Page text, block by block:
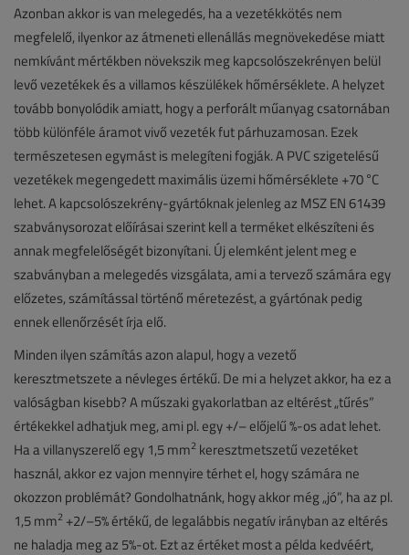
Azonban akkor is van melegedés, ha a vezetékkötés nem
megfelelő, ilyenkor az átmeneti ellenállás megnövekedése miatt
nemkívánt mértékben növekszik meg kapcsolószekrényen belül
levő vezetékek és a villamos készülékek hőmérséklete. A helyzet
tovább bonyolódik amiatt, hogy a perforált műanyag csatornában
több különféle áramot vivő vezeték fut párhuzamosan. Ezek
természetesen egymást is melegíteni fogják. A PVC szigetelésű
vezetékek megengedett maximális üzemi hőmérséklete +70 °C
lehet. A kapcsolószekrény-gyártóknak jelenleg az MSZ EN 61439
szabványsorozat előírásai szerint kell a terméket elkészíteni és
annak megfelelőségét bizonyítani. Új elemként jelent meg e
szabványban a melegedés vizsgálata, ami a tervező számára egy
előzetes, számítással történő méretezést, a gyártónak pedig
ennek ellenőrzését írja elő.
Minden ilyen számítás azon alapul, hogy a vezető
keresztmetszete a névleges értékű. De mi a helyzet akkor, ha ez a
valóságban kisebb? A műszaki gyakorlatban az eltérést „tűrés”
értékekkel adhatjuk meg, ami pl. egy +/– előjelű %-os adat lehet.
Ha a villanyszerelő egy 1,5 mm2 keresztmetszetű vezetéket
használ, akkor ez vajon mennyire térhet el, hogy számára ne
okozzon problémát? Gondolhatnánk, hogy akkor még „jó”, ha az pl.
1,5 mm2 +2/–5% értékű, de legalábbis negatív irányban az eltérés
ne haladja meg az 5%-ot. Ezt az értéket most a példa kedvéért,